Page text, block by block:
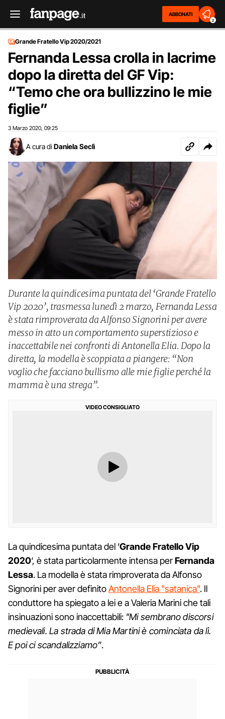
ABBONATI
2
Grande Fratello Vip 2020/2021
Fernanda Lessa crolla in lacrime
dopo la diretta del GF Vip:
“Temo che ora bullizzino le mie
figlie”
3 Marzo 2020 09:25
A cura di Daniela Seclì
Durante la quindicesima puntata del ‘Grande Fratello
Vip 2020’, trasmessa lunedì 2 marzo, Fernanda Lessa
è stata rimproverata da Alfonso Signorini per avere
messo in atto un comportamento superstizioso e
inaccettabile nei confronti di Antonella Elia. Dopo la
diretta, la modella è scoppiata a piangere: “Non
voglio che facciano bullismo alle mie figlie perché la
mamma è una strega”.
VIDEO CONSIGLIATO
La quindicesima puntata del ‘Grande Fratello Vip
2020‘, è stata particolarmente intensa perFernanda
Lessa. La modella è stata rimproverata da Alfonso
Signorini per aver definitoAntonella Elia "satanica". Il
conduttore ha spiegato a lei e a Valeria Marini che tali
insinuazioni sono inaccettabili: "Mi sembrano discorsi
medievali. La strada di Mia Martini è cominciata da lì.
E poi ci scandalizziamo”.